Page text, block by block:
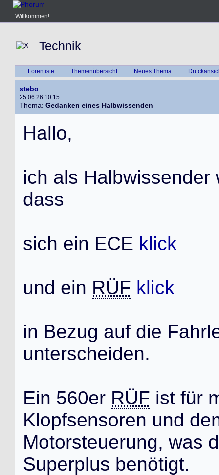
Willkommen!
Technik
Forenliste Themenübersicht Neues Thema
stebo
25.06.26 10:15
Thema: Gedanken eines Halbwissenden
Hallo,
ich als Halbwissender
dass
sich ein ECE klick
und ein RÜF klick
in Bezug auf die Fahrl
unterscheiden.
Ein 560er RÜF ist für
Klopfsensoren und de
Motorsteuerung, was d
Superplus benötigt.